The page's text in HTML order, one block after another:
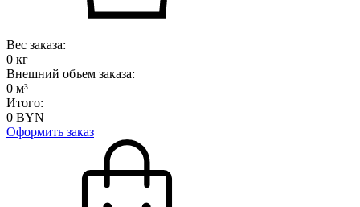
Вес заказа:
0 кг
Внешний объем заказа:
0 м³
Итого:
0 BYN
Оформить заказ